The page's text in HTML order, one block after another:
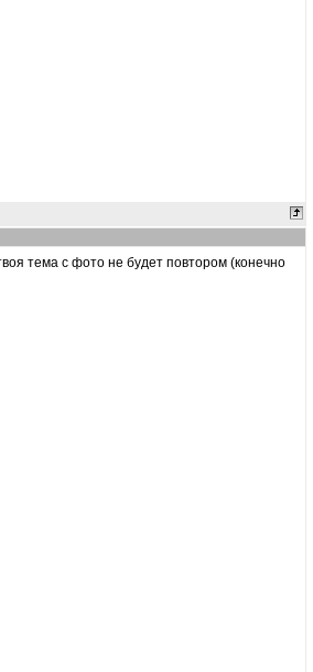
тема с фото не будет повтором (конечно